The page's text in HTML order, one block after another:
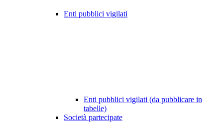
Enti pubblici vigilati
Enti pubblici vigilati (da pubblicare in
tabelle)
Società partecipate